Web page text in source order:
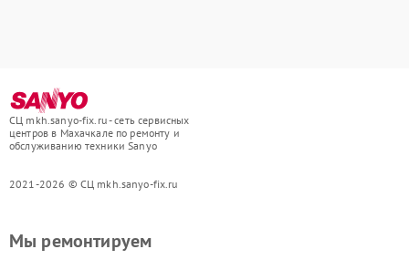
СЦ mkh.sanyo-fix.ru - сеть сервисных
центров в Махачкале по ремонту и
обслуживанию техники Sanyo
2021-2026 © СЦ mkh.sanyo-fix.ru
Мы ремонтируем